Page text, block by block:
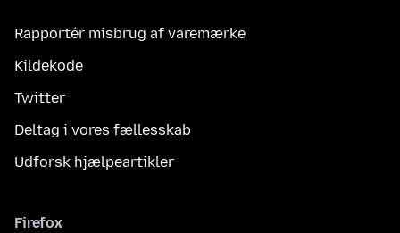
Rapportér misbrug af varemærke
Kildekode
Twitter
Deltag i vores fællesskab
Udforsk hjælpeartikler
Firefox